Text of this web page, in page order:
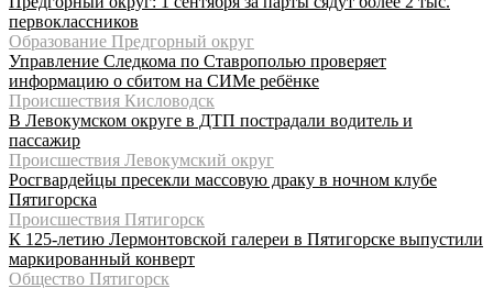
первоклассников
Образование Предгорный округ
Управление Следкома по Ставрополью проверяет
информацию о сбитом на СИМе ребёнке
Происшествия Кисловодск
В Левокумском округе в ДТП пострадали водитель и
пассажир
Происшествия Левокумский округ
Росгвардейцы пресекли массовую драку в ночном клубе
Пятигорска
Происшествия Пятигорск
К 125-летию Лермонтовской галереи в Пятигорске выпустили
маркированный конверт
Общество Пятигорск